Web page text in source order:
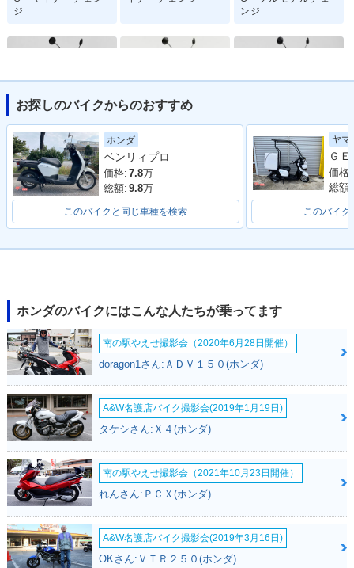
ジ
ンジ
2015年 BENLY・フ
ルモデルチェンジ
2012年 BENLY・追
加
2011年 BNELY PR
O・新登場
お探しのバイクからのおすすめ
ホンダ
ベンリィプロ
価格: 7.8万
総額: 9.8万
このバイクと同じ車種を検索
ヤマ
価格:
総額:
このバイク
ホンダのバイクにはこんな人たちが乗ってます
南の駅やえせ撮影会（2020年6月28日開催）
doragon1さん:ＡＤＶ１５０(ホンダ)
A&W名護店バイク撮影会(2019年1月19日)
タケシさん:Ｘ４(ホンダ)
南の駅やえせ撮影会（2021年10月23日開催）
れんさん:ＰＣＸ(ホンダ)
A&W名護店バイク撮影会(2019年3月16日)
OKさん:ＶＴＲ２５０(ホンダ)